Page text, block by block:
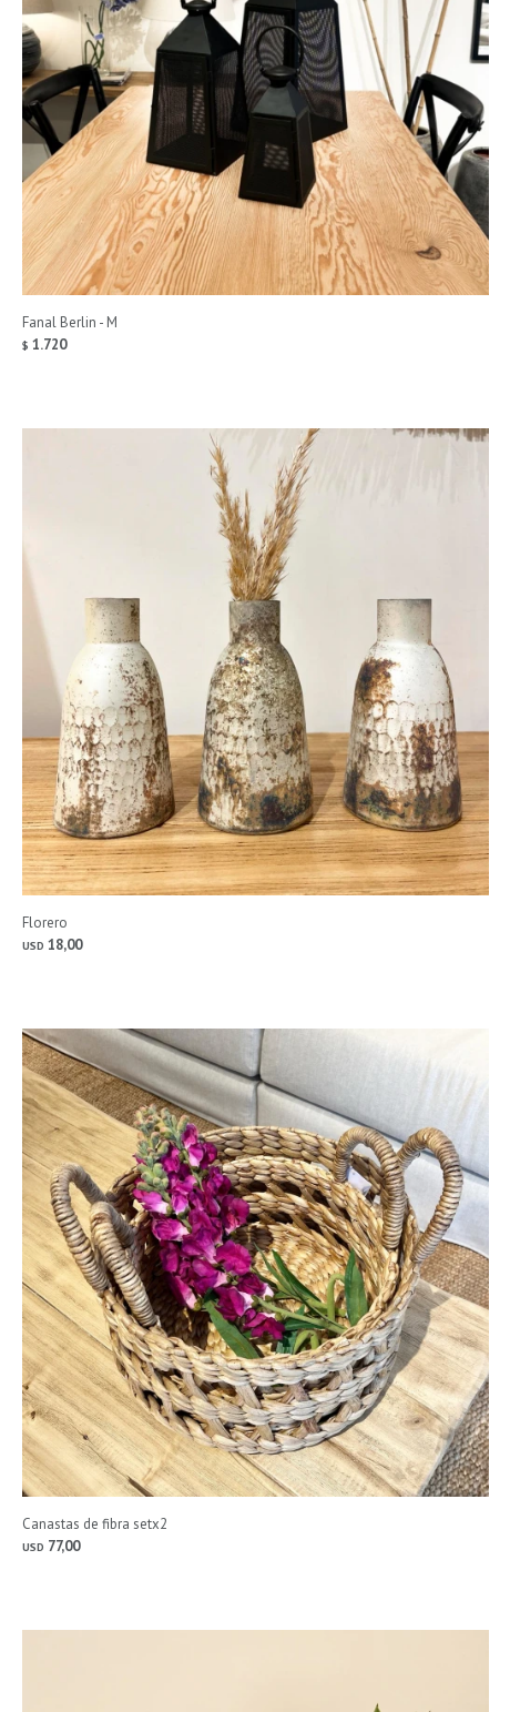
Fanal Berlin - M
$ 1.720
Florero
USD 18,00
Canastas de fibra setx2
USD 77,00